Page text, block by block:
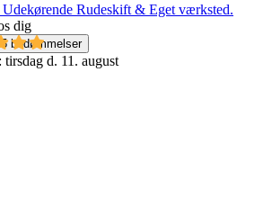
Rudeskift & Eget værksted.
dig
bedømmelser
tirsdag d. 11. august